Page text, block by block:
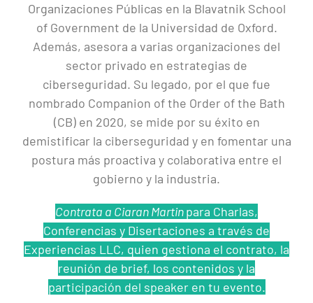
Organizaciones Públicas en la Blavatnik School
of Government de la Universidad de Oxford.
Además, asesora a varias organizaciones del
sector privado en estrategias de
ciberseguridad. Su legado, por el que fue
nombrado Companion of the Order of the Bath
(CB) en 2020, se mide por su éxito en
demistificar la ciberseguridad y en fomentar una
postura más proactiva y colaborativa entre el
gobierno y la industria.
Contrata a Ciaran Martinpara Charlas,
Conferencias y Disertaciones a través de
Experiencias LLC, quien gestiona el contrato, la
reunión de brief, los contenidos y la
participación del speaker en tu evento.